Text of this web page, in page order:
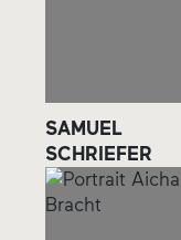
SAMUEL
SCHRIEFER